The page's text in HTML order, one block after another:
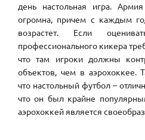
день настольная игра.
огромна, причем с каждым
возрастет. Если
профессионального кикера
что там игроки должны
объектов, чем в аэрохоккее.
что настольный футбол –
что он был крайне
аэрохоккей является